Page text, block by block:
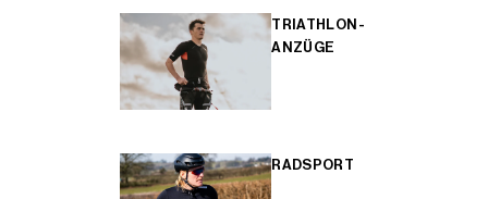
TRIATHLON-
ANZÜGE
RADSPORT